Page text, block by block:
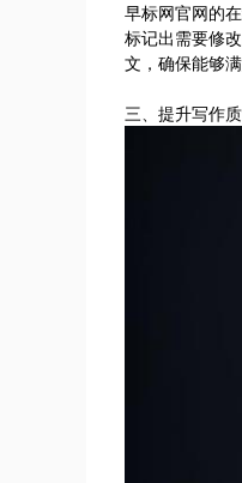
早标网官网的
标记出需要修
文，确保能够
三、提升写作